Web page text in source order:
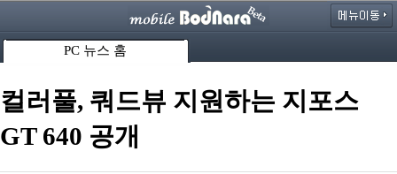
PC 뉴스 홈
컬러풀, 쿼드뷰 지원하는 지포스
GT 640 공개